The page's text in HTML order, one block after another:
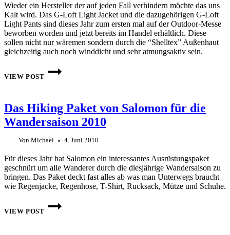
Wieder ein Hersteller der auf jeden Fall verhindern möchte das uns
Kalt wird. Das G-Loft Light Jacket und die dazugehörigen G-Loft
Light Pants sind dieses Jahr zum ersten mal auf der Outdoor-Messe
beworben worden und jetzt bereits im Handel erhältlich. Diese
sollen nicht nur wäremen sondern durch die “Shelltex” Außenhaut
gleichzeitig auch noch winddicht und sehr atmungsaktiv sein.
VIEW POST
ALLROUND
G-
CARINTHIA
Das Hiking Paket von Salomon für die
Wandersaison 2010
Von Michael 4. Juni 2010
Für dieses Jahr hat Salomon ein interessantes Ausrüstungspaket
geschnürt um alle Wanderer durch die diesjährige Wandersaison zu
bringen. Das Paket deckt fast alles ab was man Unterwegs braucht
wie Regenjacke, Regenhose, T-Shirt, Rucksack, Mütze und Schuhe.
VIEW POSTHIKING